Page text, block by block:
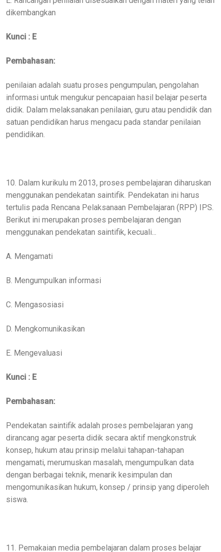
dikembangkan
Kunci : E
Pembahasan:
penilaian adalah suatu proses pengumpulan, pengolahan
informasi untuk mengukur pencapaian hasil belajar peserta
didik. Dalam melaksanakan penilaian, guru atau pendidik dan
satuan pendidikan harus mengacu pada standar penilaian
pendidikan.
10. Dalam kurikulu m 2013, proses pembelajaran diharuskan
menggunakan pendekatan saintifik. Pendekatan ini harus
tertulis pada Rencana Pelaksanaan Pembelajaran (RPP) IPS.
Berikut ini merupakan proses pembelajaran dengan
menggunakan pendekatan saintifik, kecuali...
A. Mengamati
B. Mengumpulkan informasi
C. Mengasosiasi
D. Mengkomunikasikan
E. Mengevaluasi
Kunci : E
Pembahasan:
Pendekatan saintifik adalah proses pembelajaran yang
dirancang agar peserta didik secara aktif mengkonstruk
konsep, hukum atau prinsip melalui tahapan-tahapan
mengamati, merumuskan masalah, mengumpulkan data
dengan berbagai teknik, menarik kesimpulan dan
mengomunikasikan hukum, konsep / prinsip yang diperoleh
siswa.
11. Pemakaian media pembelajaran dalam proses belajar